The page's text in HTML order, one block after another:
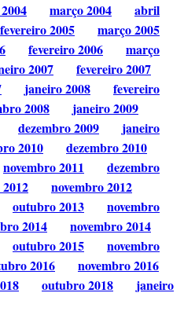
março 2004
abril
fevereiro 2005
março 2005
fevereiro 2006
março
2007
fevereiro 2007
janeiro 2008
fevereiro
2008
janeiro 2009
dezembro 2009
janeiro
2010
dezembro 2010
novembro 2011
dezembro
novembro 2012
outubro 2013
novembro
2014
novembro 2014
outubro 2015
novembro
2016
novembro 2016
outubro 2018
janeiro